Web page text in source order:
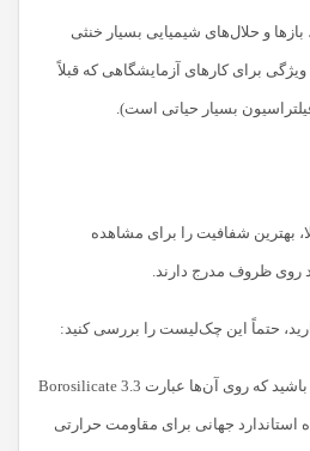
و حلال‌های شیمیایی بسیار خنثی
برای کارهای آزمایشگاهی که قبلاً
بسیار حیاتی است).
بهترین شفافیت را برای مشاهده
روی ظروف مدرج دارند.
حتماً این چک‌لیست را بررسی کنید:
کد استاندارد: به دنبال ظروفی باشید که روی آن‌ها عبارت Borosilicate 3.3
جهانی برای مقاومت حرارتی